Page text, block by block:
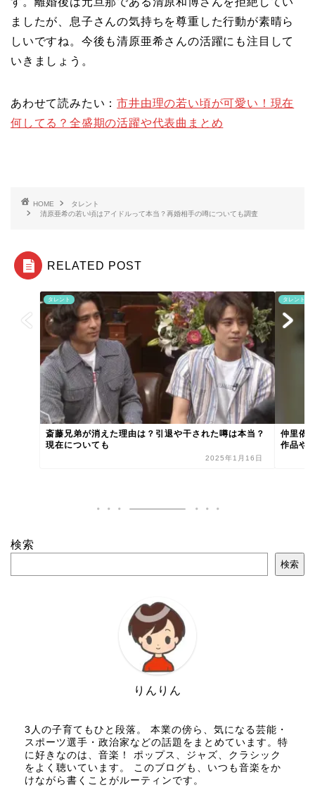
ましたが、息子さんの気持ちを尊重した行動が素晴ら
しいですね。今後も清原亜希さんの活躍にも注目して
いきましょう。
あわせて読みたい：市井由理の若い頃が可愛い！現在
何してる？全盛期の活躍や代表曲まとめ
HOME
タレント
清原亜希の若い頃はアイドルって本当？再婚相手の噂についても調査
RELATED POST
タレント
斎藤兄弟が消えた理由は？引退や干された噂は本当？
現在についても
2025年1月16日
タレント
仲里依
作品や
検索
検索
りんりん
3人の子育てもひと段落。 本業の傍ら、気になる芸能・
スポーツ選手・政治家などの話題をまとめています。特
に好きなのは、音楽！ ポップス、ジャズ、クラシック
をよく聴いています。 このブログも、いつも音楽をか
けながら書くことがルーティンです。